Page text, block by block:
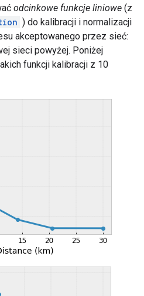
odcinkowe funkcje liniowe (z
) do kalibracji i normalizacji
akceptowanego przez sieć:
sieci powyżej. Poniżej
funkcji kalibracji z 10